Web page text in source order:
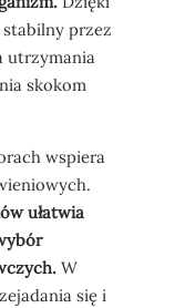
przez
utrzymania
skokom
wspiera
ułatwia
W
się i